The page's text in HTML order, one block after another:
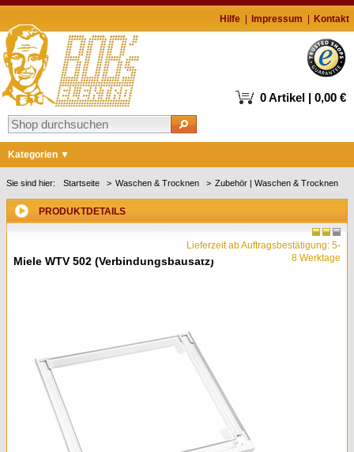
Hilfe Impressum Kontakt
0 Artikel | 0,00 €
Kategorien
Markenshops
Waschen & Trocknen
Geschirrspüler
Kleingeräte & Sonstiges
Kaminöfen
Sie sind hier: Startseite Waschen & Trocknen Zubehör | Waschen & Trocknen
PRODUKTDETAILS
Miele WTV 502 (Verbindungsbausatz)
Lieferzeit ab Auftragsbestätigung: 5-
8 Werktage